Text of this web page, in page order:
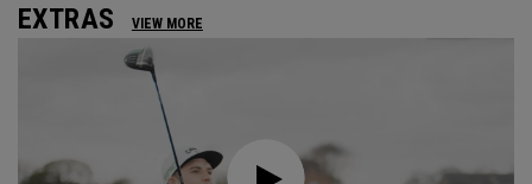
EXTRAS VIEW MORE